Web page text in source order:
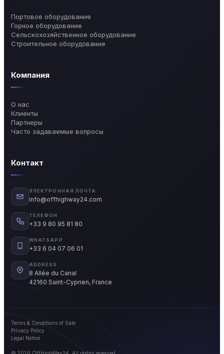
Портовое оборудование
Горное оборудование
Сельскохозяйственное оборудование
Строительное оборудование
Компания
О нас
Клиенты
Партнеры
Часто задаваемые вопросы
Контакт
ЭЛЕКТРОННАЯ ПОЧТА
info@offhighway24.com
ТЕЛЕФОН
+33 9 80 95 81 80
WHATSAPP
+33 6 04 07 06 01
ADDRESS
8 Allée du Canal
42160 Saint-Cyprien, France
Terms & Conditions of Sale
Privacy Policy
Legal Notice